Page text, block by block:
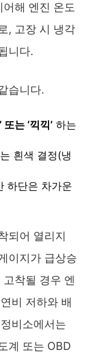
해 엔진 온도
, 고장 시 냉각
니다.
습니다.
또는 ‘끽끽’ 하는
흰색 결정(냉
하단은 차가운
되어 열리지
이지가 급상승
착될 경우 엔
비 저하와 배
비소에서는
계 또는 OBD